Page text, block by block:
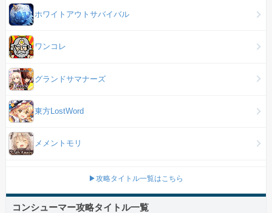
ホワイトアウトサバイバル
ワンコレ
グランドサマナーズ
東方LostWord
メメントモリ
▶攻略タイトル一覧はこちら
コンシューマー攻略タイトル一覧